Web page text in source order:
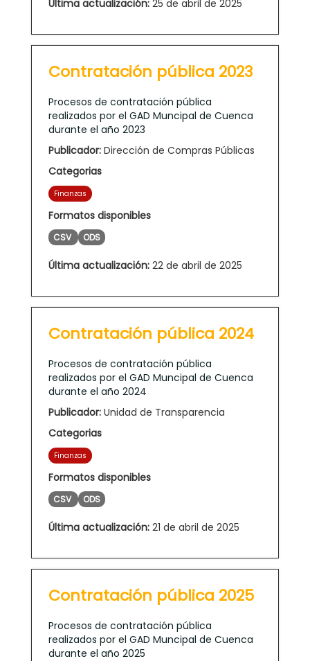
Última actualización: 25 de abril de 2025
Contratación pública 2023
Procesos de contratación pública
realizados por el GAD Muncipal de Cuenca
durante el año 2023
Publicador: Dirección de Compras Públicas
Categorias
Finanzas
Formatos disponibles
CSV ODS
Última actualización: 22 de abril de 2025
Contratación pública 2024
Procesos de contratación pública
realizados por el GAD Muncipal de Cuenca
durante el año 2024
Publicador: Unidad de Transparencia
Categorias
Finanzas
Formatos disponibles
CSV ODS
Última actualización: 21 de abril de 2025
Contratación pública 2025
Procesos de contratación pública
realizados por el GAD Muncipal de Cuenca
durante el año 2025